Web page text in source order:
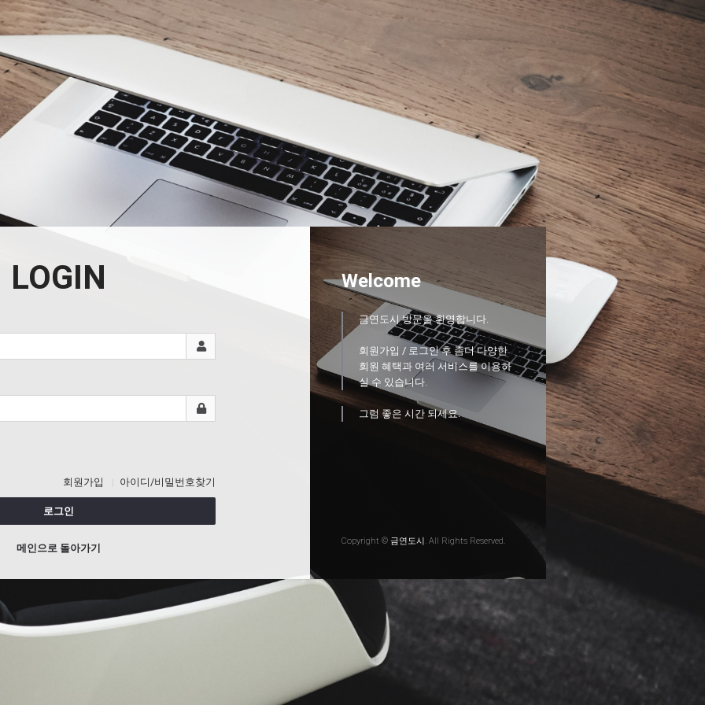
LOGIN
회원가입 아이디/비밀번호찾기
로그인
메인으로 돌아가기
Welcome
금연도시 방문을 환영합니다.
회원가입 / 로그인 후 좀더 다양한
회원 혜택과 여러 서비스를 이용하
실 수 있습니다.
그럼 좋은 시간 되세요.
Copyright © 금연도시. All Rights Reserved.